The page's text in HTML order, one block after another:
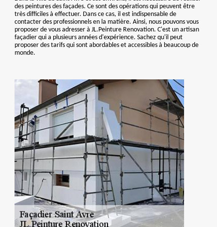
des peintures des façades. Ce sont des opérations qui peuvent être
très difficiles à effectuer. Dans ce cas, il est indispensable de
contacter des professionnels en la matière. Ainsi, nous pouvons vous
proposer de vous adresser à JL.Peinture Renovation. C'est un artisan
façadier qui a plusieurs années d'expérience. Sachez qu'il peut
proposer des tarifs qui sont abordables et accessibles à beaucoup de
monde.